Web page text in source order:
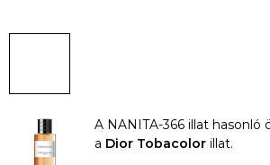
A NANITA-366 illat
a Dior Tobacolor illat.